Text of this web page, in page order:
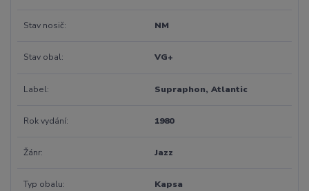
Stav nosič NM
Stav obal VG+
Label Supraphon, Atlantic
Rok vydání 1980
Žánr Jazz
Typ obalu Kapsa